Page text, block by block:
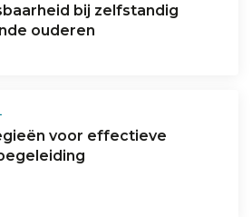
bij zelfstandig
ouderen
voor effectieve